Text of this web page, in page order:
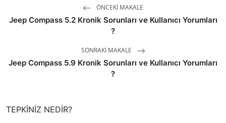
ÖNCEKI MAKALE
Jeep Compass 5.2 Kronik Sorunları ve Kullanıcı Yorumları
?
SONRAKI MAKALE
Jeep Compass 5.9 Kronik Sorunları ve Kullanıcı Yorumları
?
TEPKINIZ NEDIR?